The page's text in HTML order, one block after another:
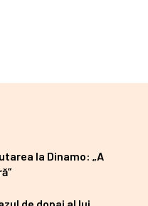
la Dinamo: „A